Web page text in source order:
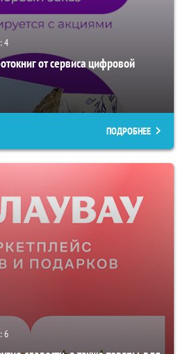
4
от сервиса цифровой
ПОДРОБНЕЕ
6